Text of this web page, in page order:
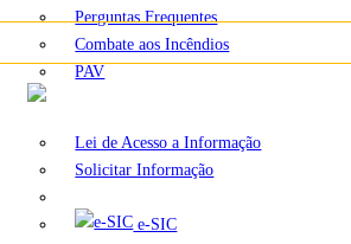
Perguntas Frequentes
Combate aos Incêndios
PAV
Lei de Acesso a Informação
Solicitar Informação
e-SIC